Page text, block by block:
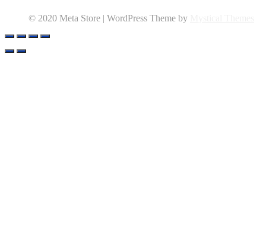
© 2020 Meta Store | WordPress Theme by